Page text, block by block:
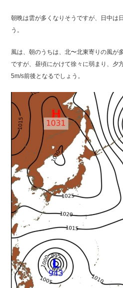
会社概要
朝晩は雲が多くなりそうですが、日中は
う。
風は、朝のうちは、北〜北東寄りの風が
ですが、昼頃にかけて徐々に弱まり、夕
5m/s前後となるでしょう。